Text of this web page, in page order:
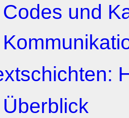
Codes und
Überblick